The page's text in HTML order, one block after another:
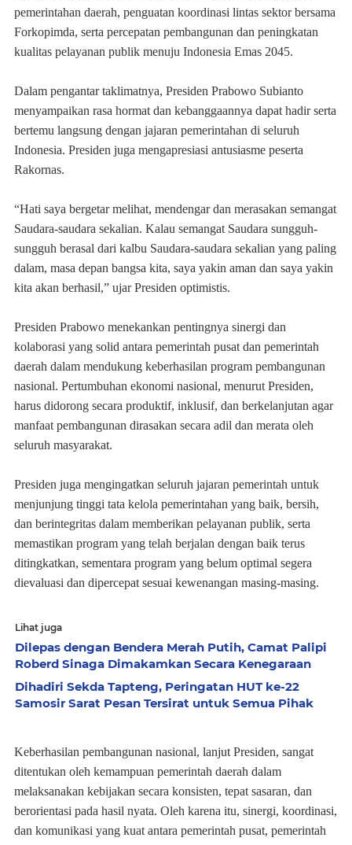
pemerintahan daerah, penguatan koordinasi lintas sektor bersama
Forkopimda, serta percepatan pembangunan dan peningkatan
kualitas pelayanan publik menuju Indonesia Emas 2045.
Dalam pengantar taklimatnya, Presiden Prabowo Subianto
menyampaikan rasa hormat dan kebanggaannya dapat hadir serta
bertemu langsung dengan jajaran pemerintahan di seluruh
Indonesia. Presiden juga mengapresiasi antusiasme peserta
Rakornas.
“Hati saya bergetar melihat, mendengar dan merasakan semangat
Saudara-saudara sekalian. Kalau semangat Saudara sungguh-
sungguh berasal dari kalbu Saudara-saudara sekalian yang paling
dalam, masa depan bangsa kita, saya yakin aman dan saya yakin
kita akan berhasil,” ujar Presiden optimistis.
Presiden Prabowo menekankan pentingnya sinergi dan
kolaborasi yang solid antara pemerintah pusat dan pemerintah
daerah dalam mendukung keberhasilan program pembangunan
nasional. Pertumbuhan ekonomi nasional, menurut Presiden,
harus didorong secara produktif, inklusif, dan berkelanjutan agar
manfaat pembangunan dirasakan secara adil dan merata oleh
seluruh masyarakat.
Presiden juga mengingatkan seluruh jajaran pemerintah untuk
menjunjung tinggi tata kelola pemerintahan yang baik, bersih,
dan berintegritas dalam memberikan pelayanan publik, serta
memastikan program yang telah berjalan dengan baik terus
ditingkatkan, sementara program yang belum optimal segera
dievaluasi dan dipercepat sesuai kewenangan masing-masing.
Lihat juga
Dilepas dengan Bendera Merah Putih, Camat Palipi
Roberd Sinaga Dimakamkan Secara Kenegaraan
Dihadiri Sekda Tapteng, Peringatan HUT ke-22
Samosir Sarat Pesan Tersirat untuk Semua Pihak
Keberhasilan pembangunan nasional, lanjut Presiden, sangat
ditentukan oleh kemampuan pemerintah daerah dalam
melaksanakan kebijakan secara konsisten, tepat sasaran, dan
berorientasi pada hasil nyata. Oleh karena itu, sinergi, koordinasi,
dan komunikasi yang kuat antara pemerintah pusat, pemerintah